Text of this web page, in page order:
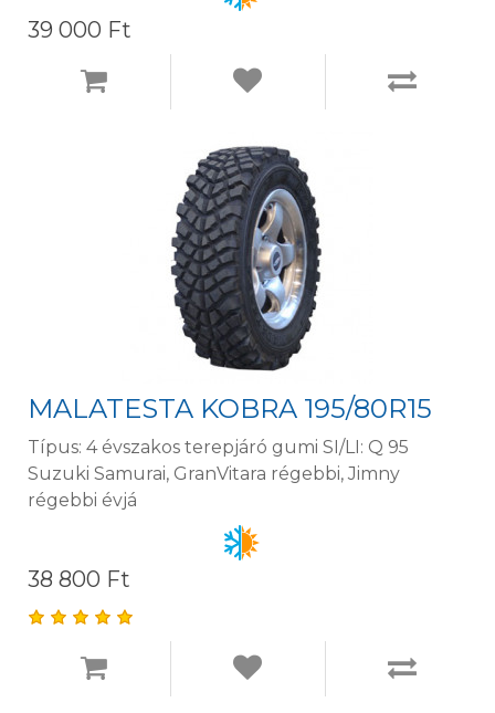
39 000 Ft
MALATESTA KOBRA 195/80R15
Típus: 4 évszakos terepjáró gumi SI/LI: Q 95
Suzuki Samurai, GranVitara régebbi, Jimny
régebbi évjá
38 800 Ft